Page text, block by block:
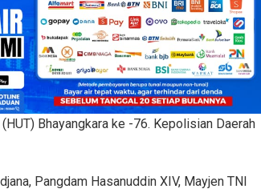
Bhayangkara ke -76. Kepolisian Daerah
Pangdam Hasanuddin XIV, Mayjen TNI